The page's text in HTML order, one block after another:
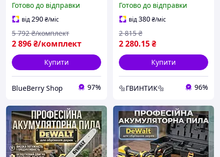
дизайну 2 АКБ
Акумуляторна ланцюгова
пила з подаванням
мастила
Готово до відправки
від290₴/міс
2 896₴/комплект
5 792 ₴/комплект
Купити
BlueBerry Shop 97%
акумуляторна для
розпилювання дереви
Magnex25
Готово до відправки
від380₴/міс
2 280.15₴
2 815 ₴
Купити
🔩ГВИНТИК🔩 96%